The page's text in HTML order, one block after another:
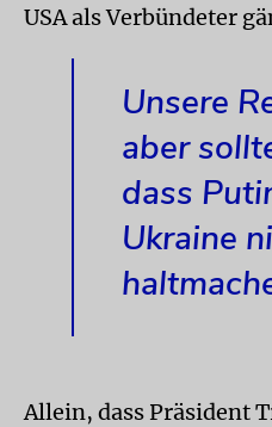
USA als Verbündeter
Unsere
aber
dass
Ukraine
Allein, dass Präsident